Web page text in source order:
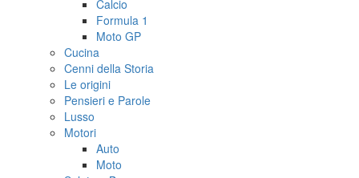
Calcio
Formula 1
Moto GP
Cucina
Cenni della Storia
Le origini
Pensieri e Parole
Lusso
Motori
Auto
Moto